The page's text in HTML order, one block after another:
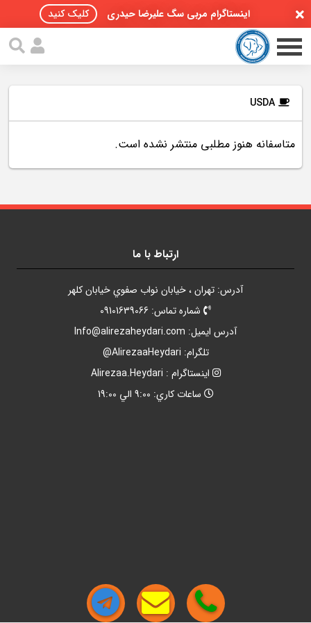
اینستاگرام مربی سگ علیرضا حیدری کلیک کنید
صفحه اصلی
پادکست سگ ها
USDA
متاسفانه هنوز مطلبی منتشر نشده است.
ارتباط با ما
آدرس: تهران ، خيابان نواب صفوي خيابان کلهر
شماره تماس: 09101639066
آدرس ايميل: Info@alirezaheydari.com
تلگرام: AlirezaaHeydari@
اينستاگرام : Alirezaa.Heydari
ساعات کاري: 9:00 الي 19:00